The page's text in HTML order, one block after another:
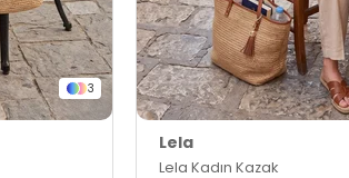
3
Lela
Lela Kadın Kazak